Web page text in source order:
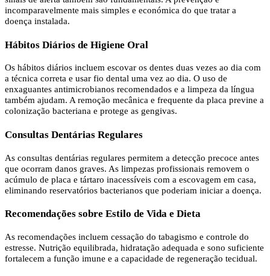
incomparavelmente mais simples e económica do que tratar a
doença instalada.
Hábitos Diários de Higiene Oral
Os hábitos diários incluem escovar os dentes duas vezes ao dia com
a técnica correta e usar fio dental uma vez ao dia. O uso de
enxaguantes antimicrobianos recomendados e a limpeza da língua
também ajudam. A remoção mecânica e frequente da placa previne a
colonização bacteriana e protege as gengivas.
Consultas Dentárias Regulares
As consultas dentárias regulares permitem a detecção precoce antes
que ocorram danos graves. As limpezas profissionais removem o
acúmulo de placa e tártaro inacessíveis com a escovagem em casa,
eliminando reservatórios bacterianos que poderiam iniciar a doença.
Recomendações sobre Estilo de Vida e Dieta
As recomendações incluem cessação do tabagismo e controle do
estresse. Nutrição equilibrada, hidratação adequada e sono suficiente
fortalecem a função imune e a capacidade de regeneração tecidual.